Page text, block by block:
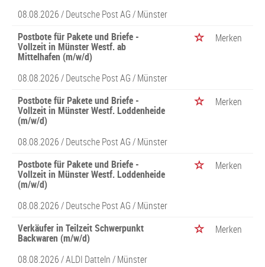
08.08.2026 /Deutsche Post AG/ Münster
Postbote für Pakete und Briefe -
Vollzeit in Münster Westf. ab
Mittelhafen (m/w/d)
Merken
08.08.2026 /Deutsche Post AG/ Münster
Postbote für Pakete und Briefe -
Vollzeit in Münster Westf. Loddenheide
(m/w/d)
Merken
08.08.2026 /Deutsche Post AG/ Münster
Postbote für Pakete und Briefe -
Vollzeit in Münster Westf. Loddenheide
(m/w/d)
Merken
08.08.2026 /Deutsche Post AG/ Münster
Verkäufer in Teilzeit Schwerpunkt
Backwaren (m/w/d)
Merken
08.08.2026 /ALDI Datteln/ Münster